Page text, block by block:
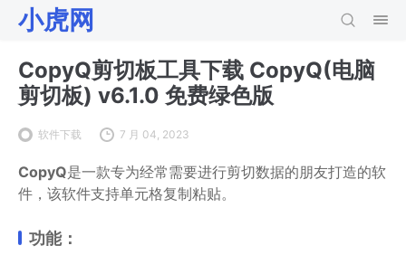
小虎网
CopyQ剪切板工具下载 CopyQ(电脑
剪切板) v6.1.0 免费绿色版
软件下载 7 月 04, 2023
CopyQ是一款专为经常需要进行剪切数据的朋友打造的软
件，该软件支持单元格复制粘贴。
功能：